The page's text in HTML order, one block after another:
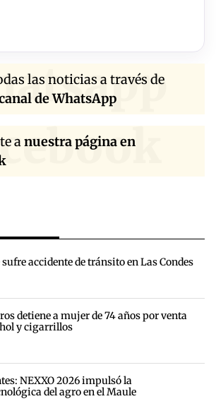
las noticias a través de
de WhatsApp
anuestra página en
accidente de tránsito en Las Condes
detiene a mujer de 74 años por venta
y cigarrillos
NEXXO 2026 impulsó la
del agro en el Maule